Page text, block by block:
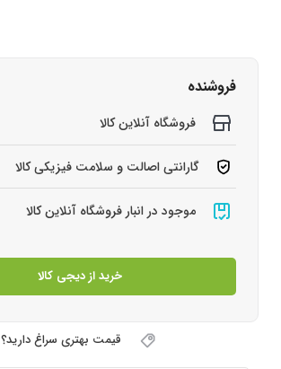
فروشنده
فروشگاه آنلاین کالا
گارانتی اصالت و سلامت فیزیکی کالا
موجود در انبار فروشگاه آنلاین کالا
خرید از دیجی کالا
قیمت بهتری سراغ دارید؟